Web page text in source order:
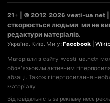
21+ | © 2012-2026 vesti-ua.net
створюється людьми: ми не
редактури матеріалів.
Україна. Київ. Ми у: Facebook
Матеріали з сайту «vesti-ua.net»
обов'язковим активним
абзаці. Також гіперпосилання
матеріалу.
Відповідальність за рекламу несе